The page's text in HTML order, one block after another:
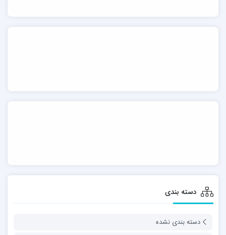
دسته بندی
دسته بندی نشده